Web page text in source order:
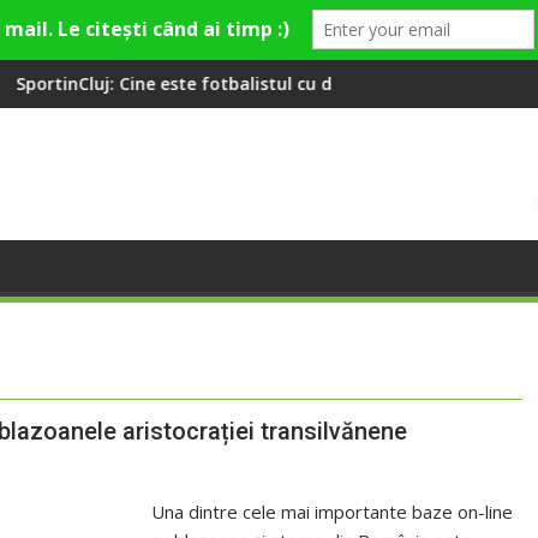
fotbalistul cu două diplome care a învățat româna la 2 ani
Compania de Apă Someș,
aristocrației transilvănene
Una dintre cele mai importante baze on-line